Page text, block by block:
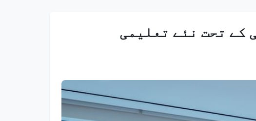
ایجوکیشن 33 حکمتِ عملی کے تحت نئے تعلیمی